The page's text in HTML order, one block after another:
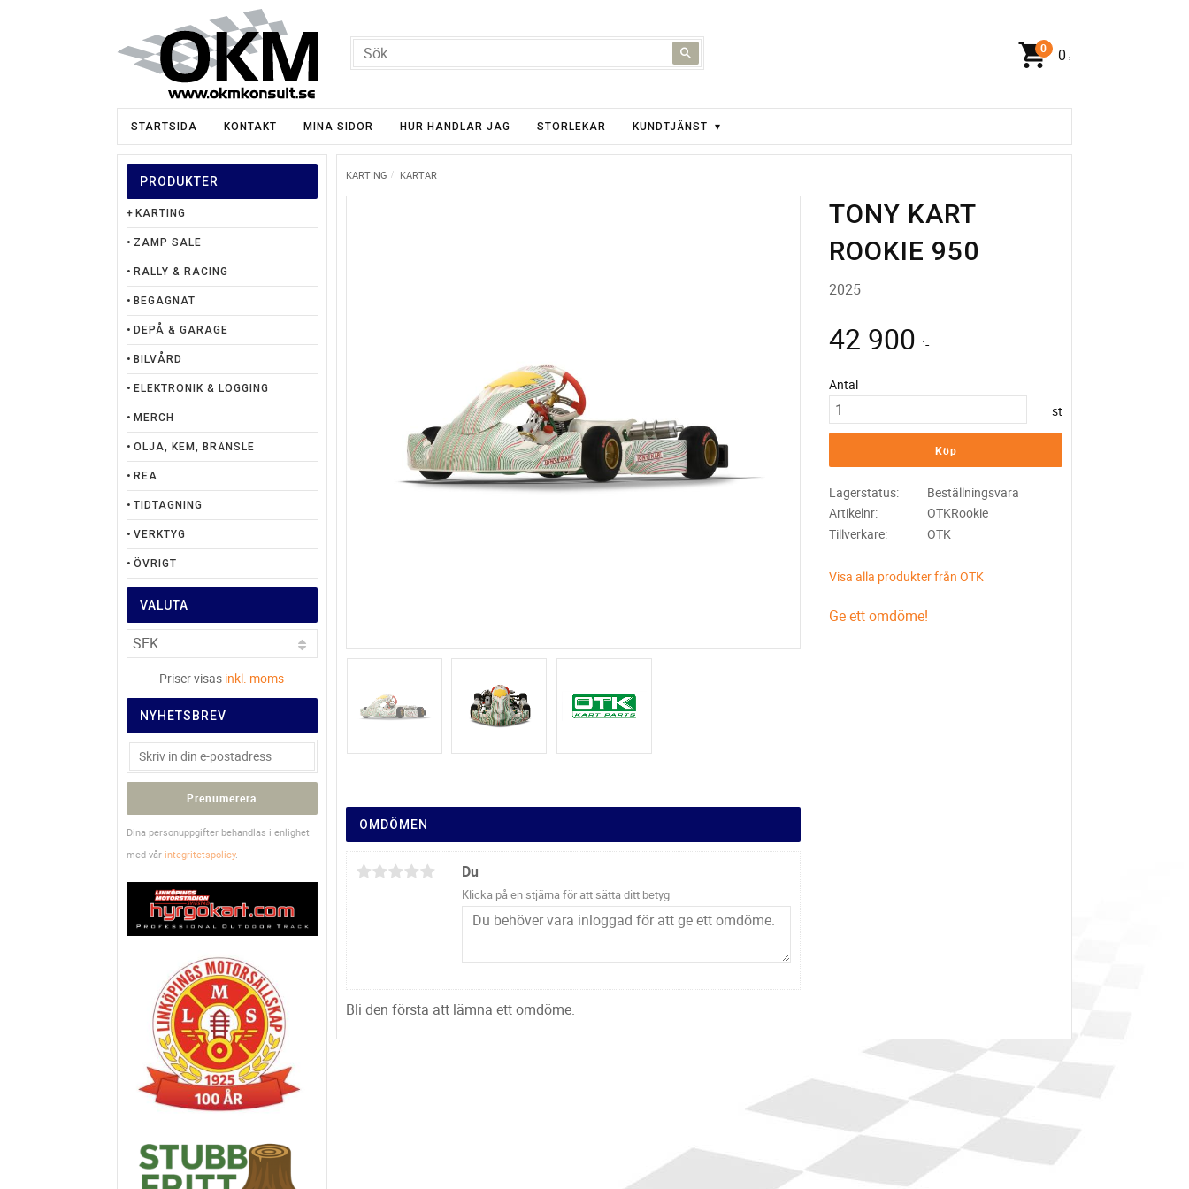
0 :-
STARTSIDA KONTAKT MINA SIDOR HUR HANDLAR JAG STORLEKAR KUNDTJÄNST
KARTING KARTAR
TONY KART
ROOKIE 950
2025
42 900 :-
Antal
st
Köp
Lagerstatus
Beställningsvara
Artikelnr
OTKRookie
Tillverkare
OTK
Visa alla produkter från OTK
Ge ett omdöme!
OMDÖMEN
Du
Klicka på en stjärna för att sätta ditt betyg
Bli den första att lämna ett omdöme.
PRODUKTER
KARTING
ZAMP SALE
RALLY & RACING
BEGAGNAT
DEPÅ & GARAGE
BILVÅRD
ELEKTRONIK & LOGGING
MERCH
OLJA, KEM, BRÄNSLE
REA
TIDTAGNING
VERKTYG
ÖVRIGT
VALUTA
Priser visas inkl. moms
NYHETSBREV
Prenumerera
Dina personuppgifter behandlas i enlighet
med vår integritetspolicy.